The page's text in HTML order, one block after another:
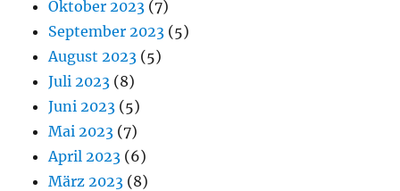
Oktober 2023 (7)
September 2023 (5)
August 2023 (5)
Juli 2023 (8)
Juni 2023 (5)
Mai 2023 (7)
April 2023 (6)
März 2023 (8)